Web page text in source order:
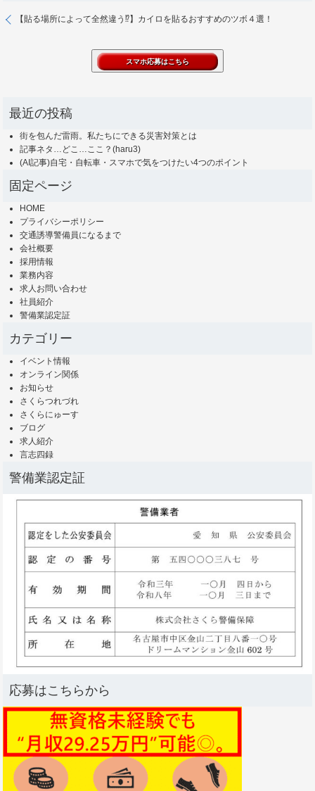
【貼る場所によって全然違う⁉】カイロを貼るおすすめのツボ４選！
最近の投稿
街を包んだ雷雨。私たちにできる災害対策とは
記事ネタ…どこ…ここ？(haru3)
(AI記事)自宅・自転車・スマホで気をつけたい4つのポイント
固定ページ
HOME
プライバシーポリシー
交通誘導警備員になるまで
会社概要
採用情報
業務内容
求人お問い合わせ
社員紹介
警備業認定証
カテゴリー
イベント情報
オンライン関係
お知らせ
さくらつれづれ
さくらにゅーす
ブログ
求人紹介
言志四録
警備業認定証
応募はこちらから